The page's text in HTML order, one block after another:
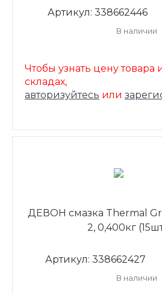
Артикул: 338662446
В наличии
Чтобы узнать цену товара
складах,
авторизуйтесь или
ДЕВОН смазка Thermal
2, 0,400кг
Артикул: 338662427
В наличии